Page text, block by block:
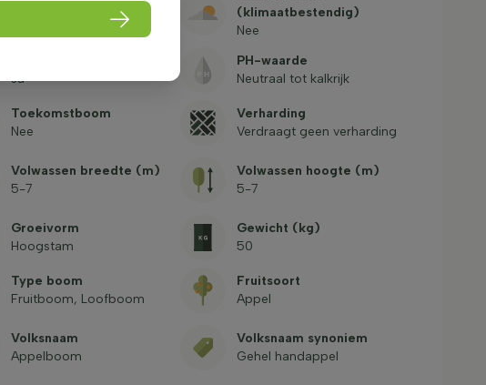
(exclusief wortelgestel)
(klimaatbestendig)
Nee
Ja
PH-waarde
Neutraal tot kalkrijk
Toekomstboom
Nee
Verharding
Verdraagt geen verharding
Volwassen breedte (m)
5-7
Volwassen hoogte (m)
5-7
Groeivorm
Hoogstam
Gewicht (kg)
50
Type boom
Fruitboom, Loofboom
Fruitsoort
Appel
Volksnaam
Appelboom
Volksnaam synoniem
Gehel handappel